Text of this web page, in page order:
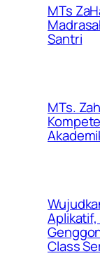
MTs
Santri
MTs.
Aplikatif,
Class